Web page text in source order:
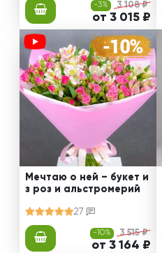
-3% 3 108 ₽
от 3 015 ₽
Мечтаю о ней – букет и
з роз и альстромерий
27
-10% 3 515 ₽
от 3 164 ₽